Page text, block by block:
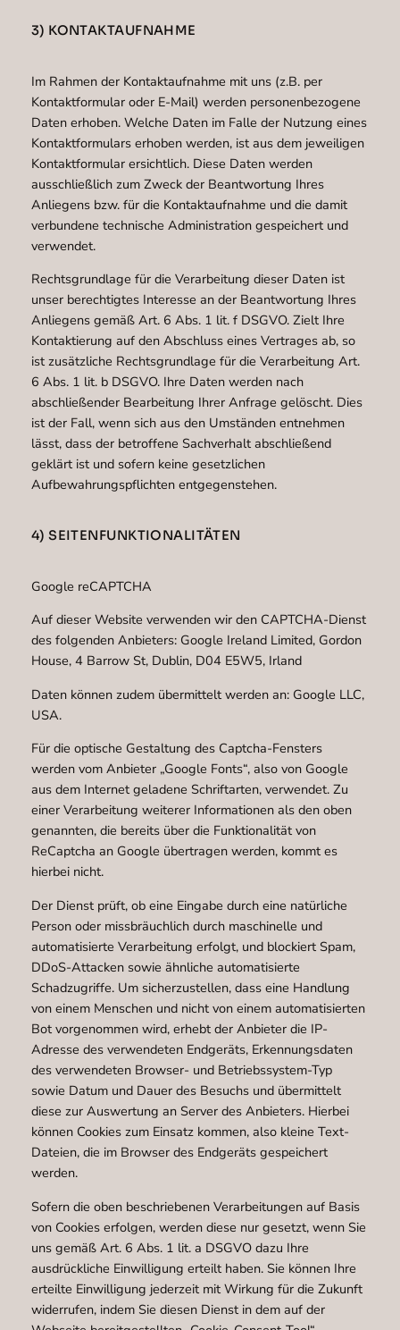
3) KONTAKTAUFNAHME
Im Rahmen der Kontaktaufnahme mit uns (z.B. per
Kontaktformular oder E-Mail) werden personenbezogene
Daten erhoben. Welche Daten im Falle der Nutzung eines
Kontaktformulars erhoben werden, ist aus dem jeweiligen
Kontaktformular ersichtlich. Diese Daten werden
ausschließlich zum Zweck der Beantwortung Ihres
Anliegens bzw. für die Kontaktaufnahme und die damit
verbundene technische Administration gespeichert und
verwendet.
Rechtsgrundlage für die Verarbeitung dieser Daten ist
unser berechtigtes Interesse an der Beantwortung Ihres
Anliegens gemäß Art. 6 Abs. 1 lit. f DSGVO. Zielt Ihre
Kontaktierung auf den Abschluss eines Vertrages ab, so
ist zusätzliche Rechtsgrundlage für die Verarbeitung Art.
6 Abs. 1 lit. b DSGVO. Ihre Daten werden nach
abschließender Bearbeitung Ihrer Anfrage gelöscht. Dies
ist der Fall, wenn sich aus den Umständen entnehmen
lässt, dass der betroffene Sachverhalt abschließend
geklärt ist und sofern keine gesetzlichen
Aufbewahrungspflichten entgegenstehen.
4) SEITENFUNKTIONALITÄTEN
Google reCAPTCHA
Auf dieser Website verwenden wir den CAPTCHA-Dienst
des folgenden Anbieters: Google Ireland Limited, Gordon
House, 4 Barrow St, Dublin, D04 E5W5, Irland
Daten können zudem übermittelt werden an: Google LLC,
USA.
Für die optische Gestaltung des Captcha-Fensters
werden vom Anbieter „Google Fonts“, also von Google
aus dem Internet geladene Schriftarten, verwendet. Zu
einer Verarbeitung weiterer Informationen als den oben
genannten, die bereits über die Funktionalität von
ReCaptcha an Google übertragen werden, kommt es
hierbei nicht.
Der Dienst prüft, ob eine Eingabe durch eine natürliche
Person oder missbräuchlich durch maschinelle und
automatisierte Verarbeitung erfolgt, und blockiert Spam,
DDoS-Attacken sowie ähnliche automatisierte
Schadzugriffe. Um sicherzustellen, dass eine Handlung
von einem Menschen und nicht von einem automatisierten
Bot vorgenommen wird, erhebt der Anbieter die IP-
Adresse des verwendeten Endgeräts, Erkennungsdaten
des verwendeten Browser- und Betriebssystem-Typ
sowie Datum und Dauer des Besuchs und übermittelt
diese zur Auswertung an Server des Anbieters. Hierbei
können Cookies zum Einsatz kommen, also kleine Text-
Dateien, die im Browser des Endgeräts gespeichert
werden.
Sofern die oben beschriebenen Verarbeitungen auf Basis
von Cookies erfolgen, werden diese nur gesetzt, wenn Sie
uns gemäß Art. 6 Abs. 1 lit. a DSGVO dazu Ihre
ausdrückliche Einwilligung erteilt haben. Sie können Ihre
erteilte Einwilligung jederzeit mit Wirkung für die Zukunft
widerrufen, indem Sie diesen Dienst in dem auf der